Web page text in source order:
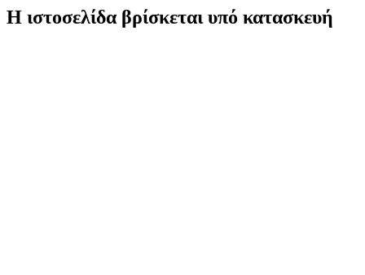
Η ιστοσελίδα βρίσκεται υπό κατασκευή